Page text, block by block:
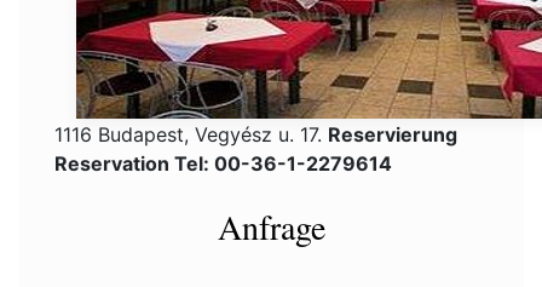
1116 Budapest, Vegyész u. 17. Reservierung
Reservation Tel: 00-36-1-2279614
Anfrage